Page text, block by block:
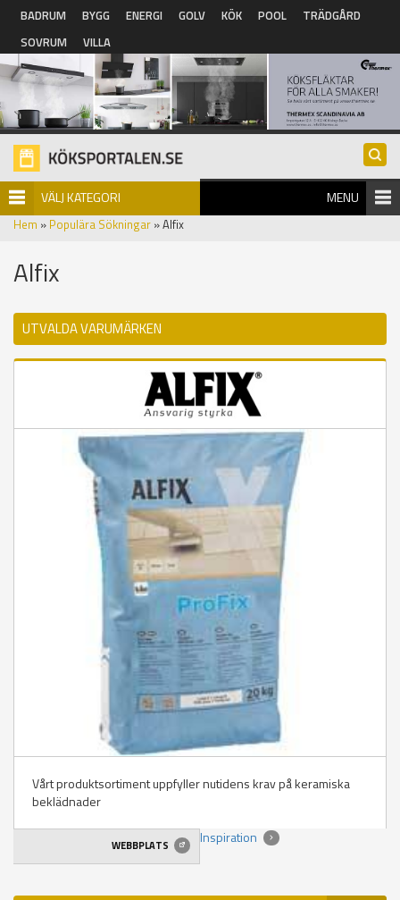
Hoppa till huvudinnehåll
BADRUM BYGG ENERGI GOLV KÖK POOL
TRÄDGÅRD
SOVRUM
VILLA
VÄLJ KATEGORI MENU
Hem » Populära Sökningar » Alfix
Alfix
UTVALDA VARUMÄRKEN
Vårt produktsortiment uppfyller nutidens krav på keramiska
beklädnader
Inspiration
WEBBPLATS